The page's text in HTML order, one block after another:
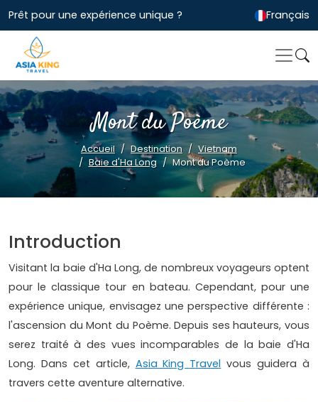
Prêt pour une expérience unique ? Français
Mont du Poème
Accueil Destination
Vietnam
Baie d'Ha Long
Mont du Poème
Introduction
Visitant la baie d'Ha Long, de nombreux voyageurs optent
pour le classique tour en bateau. Cependant, pour une
expérience unique, envisagez une perspective différente :
l'ascension du Mont du Poème. Depuis ses hauteurs, vous
serez traité à des vues incomparables de la baie d'Ha
Long. Dans cet article, Asia King Travel vous guidera à
travers cette aventure alternative.